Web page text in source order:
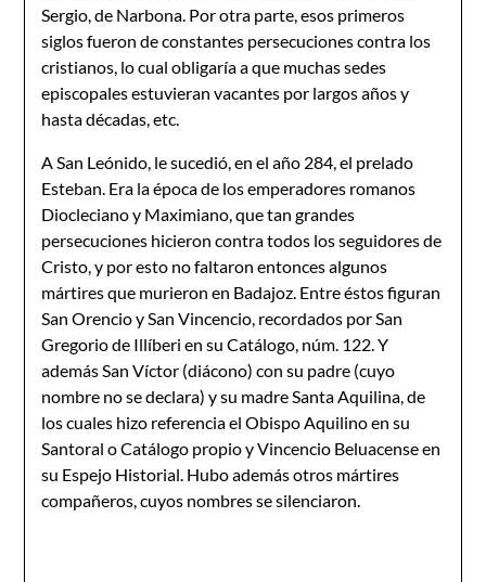
Sergio, de Narbona. Por otra parte, esos primeros
siglos fueron de constantes persecuciones contra los
cristianos, lo cual obligaría a que muchas sedes
episcopales estuvieran vacantes por largos años y
hasta décadas, etc.
A San Leónido, le sucedió, en el año 284, el prelado
Esteban. Era la época de los emperadores romanos
Diocleciano y Maximiano, que tan grandes
persecuciones hicieron contra todos los seguidores de
Cristo, y por esto no faltaron entonces algunos
mártires que mu­rieron en Badajoz. Entre éstos figuran
San Orencio y San Vincencio, recordados por San
Gregorio de Illíberi en su Catálogo, núm. 122. Y
además San Víctor (diácono) con su pa­dre (cuyo
nombre no se declara) y su madre Santa Aquilina, de
los cuales hizo referen­cia el Obispo Aquilino en su
Santoral o Catálogo propio y Vincencio Beluacense en
su Espejo Historial. Hubo además otros mártires
compañeros, cuyos nombres se silenciaron.